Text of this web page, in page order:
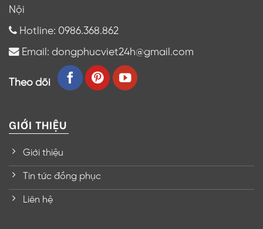
Nội
Hotline: 0986.368.862
Email: dongphucviet24h@gmail.com
Theo dõi
GIỚI THIỆU
Giới thiệu
Tin tức đồng phục
Liên hệ